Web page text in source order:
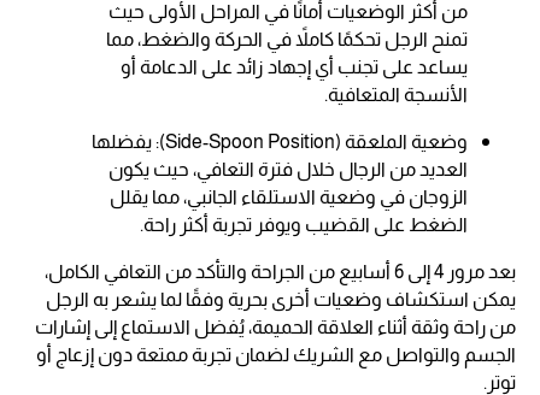
من أكثر الوضعيات أمانًا في المراحل الأولى حيث
تمنح الرجل تحكمًا كاملاً في الحركة والضغط، مما
يساعد على تجنب أي إجهاد زائد على الدعامة أو
الأنسجة المتعافية.
وضعية الملعقة (Side-Spoon Position): يفضلها
العديد من الرجال خلال فترة التعافي، حيث يكون
الزوجان في وضعية الاستلقاء الجانبي، مما يقلل
الضغط على القضيب ويوفر تجربة أكثر راحة.
بعد مرور 4 إلى 6 أسابيع من الجراحة والتأكد من التعافي الكامل،
يمكن استكشاف وضعيات أخرى بحرية وفقًا لما يشعر به الرجل
من راحة وثقة أثناء العلاقة الحميمة، يُفضل الاستماع إلى إشارات
الجسم والتواصل مع الشريك لضمان تجربة ممتعة دون إزعاج أو
توتر.